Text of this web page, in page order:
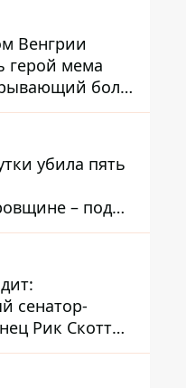
Венгрии
герой мема
боль
народное
убила пять
– под
пять
сенатор-
Рик Скотт
привлечь
за